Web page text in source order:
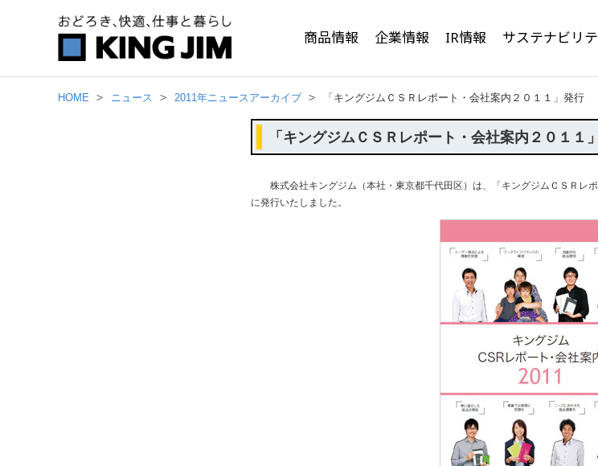
商品情報 企業情報 IR情報 サステナビリテ
HOME ニュース 2011年ニュースアーカイブ 「キングジムＣＳＲレポート・会社案内２０１１」発行
「キングジムＣＳＲレポート・会社案内２０１１
株式会社キングジム（本社・東京都千代田区）は、「キングジムＣＳＲレポ
に発行いたしました。